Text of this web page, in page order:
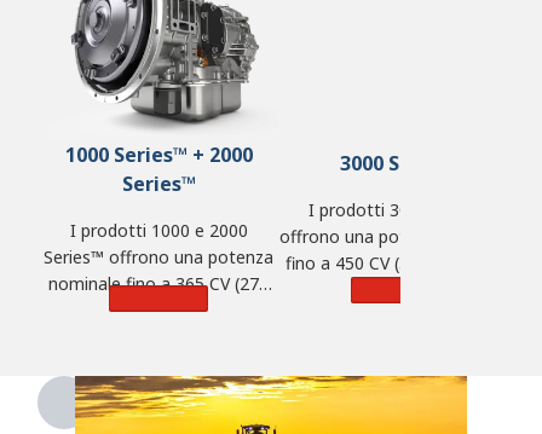
1000 Series™ + 2000
Series™
I prodotti 1000 e 2000
Series™ offrono una potenza
nominale fino a 365 CV (272
kW), 700 lb-ft di coppia (950
3000 Series™
I prodotti 3000 Series™
offrono una potenza nominale
fino a 450 CV (336 kW), 1.250